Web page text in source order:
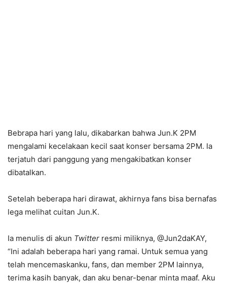
Bebrapa hari yang lalu, dikabarkan bahwa Jun.K 2PM
mengalami kecelakaan kecil saat konser bersama 2PM. Ia
terjatuh dari panggung yang mengakibatkan konser
dibatalkan.
Setelah beberapa hari dirawat, akhirnya fans bisa bernafas
lega melihat cuitan Jun.K.
Ia menulis di akun Twitter resmi miliknya, @Jun2daKAY,
“Ini adalah beberapa hari yang ramai. Untuk semua yang
telah mencemaskanku, fans, dan member 2PM lainnya,
terima kasih banyak, dan aku benar-benar minta maaf. Aku